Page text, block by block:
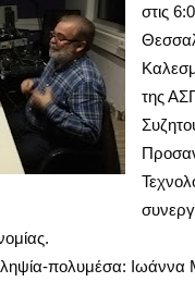
στις
της
πολυμέσα: